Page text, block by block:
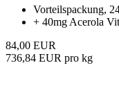
Vorteilspackung,
+ 40mg Acerola
84,00 EUR
736,84 EUR pro kg